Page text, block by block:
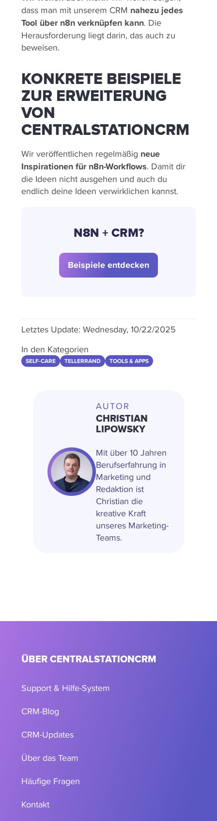
dass man mit unserem CRM nahezu jedes
Tool über n8n verknüpfen kann. Die
Herausforderung liegt darin, das auch zu
beweisen.
KONKRETE BEISPIELE
ZUR ERWEITERUNG
VON
CENTRALSTATIONCRM
Wir veröffentlichen regelmäßig neue
Inspirationen für n8n-Workflows. Damit dir
die Ideen nicht ausgehen und auch du
endlich deine Ideen verwirklichen kannst.
N8N + CRM?
Beispiele entdecken
Letztes Update: Wednesday, 10/22/2025
In den Kategorien
SELF-CARE TELLERRAND TOOLS & APPS
AUTOR
CHRISTIAN
LIPOWSKY
Mit über 10 Jahren
Berufserfahrung in
Marketing und
Redaktion ist
Christian die
kreative Kraft
unseres Marketing-
Teams.
ÜBER CENTRALSTATIONCRM
Support & Hilfe-System
CRM-Blog
CRM-Updates
Über das Team
Häufige Fragen
Kontakt